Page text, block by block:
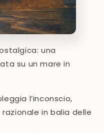
una
su un mare in
l’inconscio,
in balia delle